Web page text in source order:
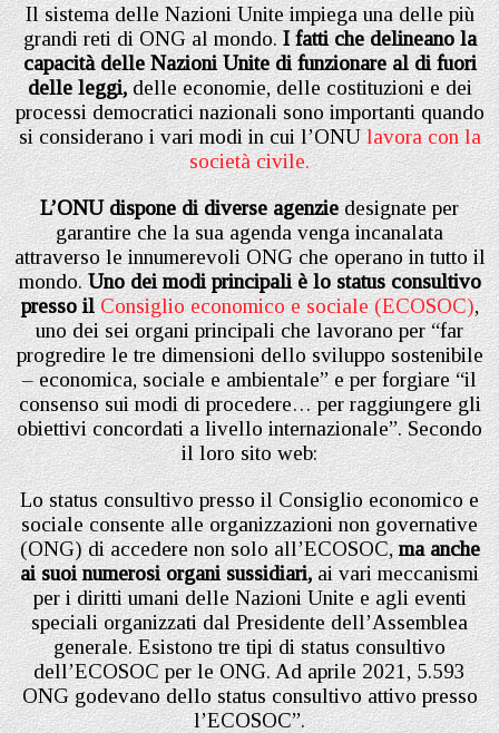
Il sistema delle Nazioni Unite impiega una delle più
grandi reti di ONG al mondo.I fatti che delineano la
capacità delle Nazioni Unite di funzionare al di fuori
delle leggi,delle economie, delle costituzioni e dei
processi democratici nazionali sono importanti quando
si considerano i vari modi in cui l’ONUlavora con la
società civile.
L’ONU dispone di diverse agenziedesignate per
garantire che la sua agenda venga incanalata
attraverso le innumerevoli ONG che operano in tutto il
mondo.Uno dei modi principali è lo status consultivo
presso ilConsiglio economico e sociale (ECOSOC),
uno dei sei organi principali che lavorano per “far
progredire le tre dimensioni dello sviluppo sostenibile
– economica, sociale e ambientale” e per forgiare “il
consenso sui modi di procedere… per raggiungere gli
obiettivi concordati a livello internazionale”. Secondo
il loro sito web:
Lo status consultivo presso il Consiglio economico e
sociale consente alle organizzazioni non governative
(ONG) di accedere non solo all’ECOSOC,ma anche
ai suoi numerosi organi sussidiari,ai vari meccanismi
per i diritti umani delle Nazioni Unite e agli eventi
speciali organizzati dal Presidente dell’Assemblea
generale. Esistono tre tipi di status consultivo
dell’ECOSOC per le ONG. Ad aprile 2021, 5.593
ONG godevano dello status consultivo attivo presso
l’ECOSOC”.